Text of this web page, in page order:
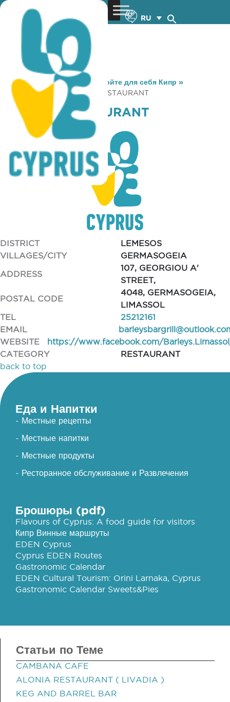
RU
You are here:Home Откройте для себя Кипр »
Gastronomy
» BARLEYS RESTAURANT
BARLEYS RESTAURANT
DISTRICT
LEMESOS
VILLAGES/CITY
GERMASOGEIA
ADDRESS
107, GEORGIOU A'
STREET,
POSTAL CODE
4048, GERMASOGEIA,
LIMASSOL
TEL
25212161
EMAIL
WEBSITE
https://www.facebook.com/
CATEGORY
RESTAURANT
back to top
Еда и Напитки
- Местные рецепты
- Местные напитки
- Местные продукты
- Ресторанное обслуживание и Развлечения
Брошюры (pdf)
Flavours of Cyprus: A food guide for visitors
Кипр Винные маршруты
EDEN Cyprus
Cyprus EDEN Routes
Gastronomic Calendar
EDEN Cultural Tourism: Orini Larnaka, Cyprus
Gastronomic Calendar Sweets&Pies
Статьи по Теме
CAMBANA CAFE
ALONIA RESTAURANT ( LIVADIA )
KEG AND BARREL BAR